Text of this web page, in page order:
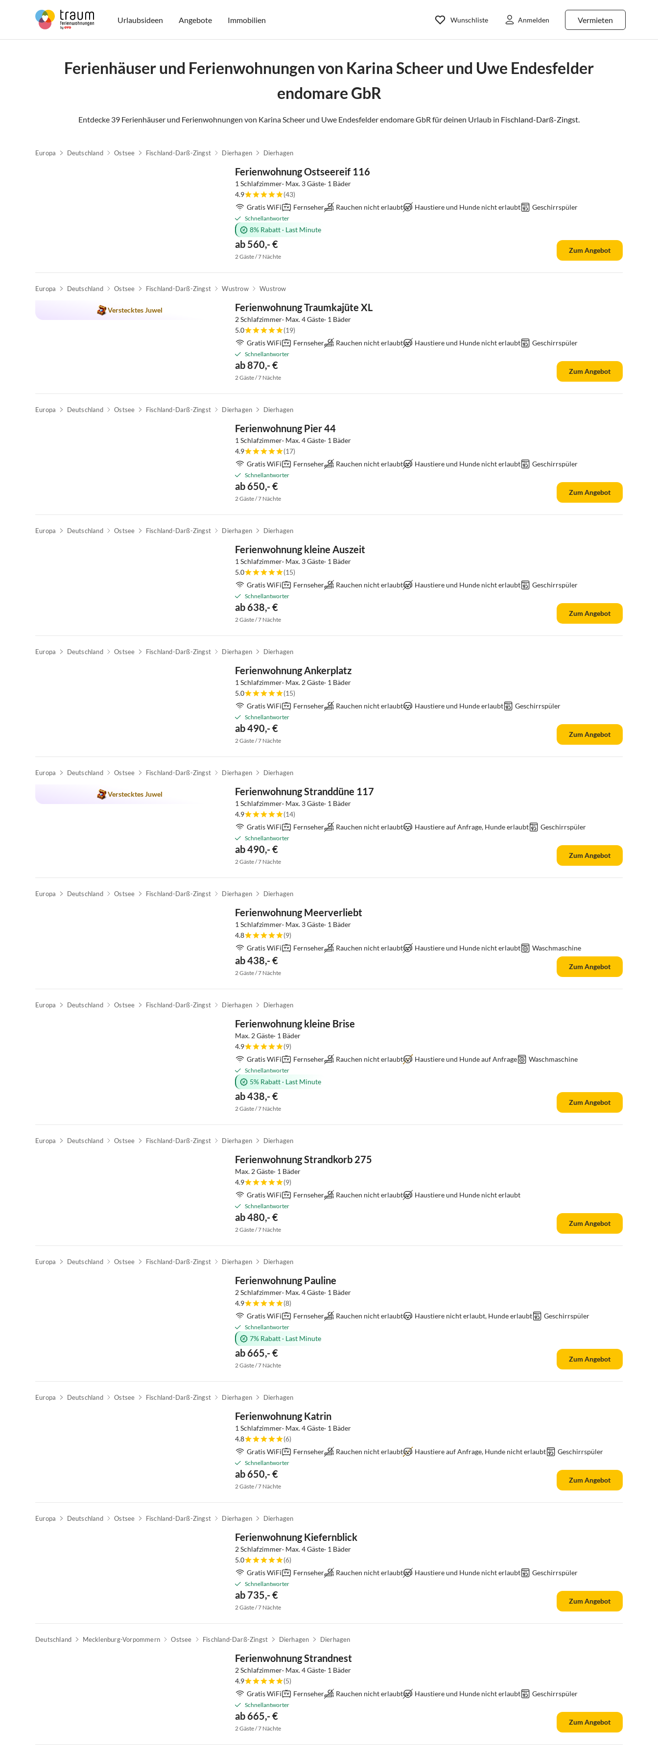
Urlaubsideen Angebote Immobilien Vermieten
Wunschliste Anmelden
Ferienhäuser und Ferienwohnungen von Karina Scheer und Uwe Endesfelder
endomare GbR
Entdecke 39 Ferienhäuser und Ferienwohnungen von Karina Scheer und Uwe Endesfelder endomare GbR für deinen Urlaub in Fischland-Darß-Zingst.
Europa Deutschland Ostsee Fischland-Darß-Zingst Dierhagen Dierhagen
Ferienwohnung Ostseereif 116
1 Schlafzimmer· Max. 3 Gäste· 1 Bäder
4.9
(43)
Gratis WiFi
Fernseher Rauchen nicht erlaubt Haustiere und Hunde nicht erlaubt Geschirrspüler
Schnellantworter
8% Rabatt · Last Minute
ab 560,- €
2 Gäste / 7 Nächte
Zum Angebot
Europa Deutschland Ostsee Fischland-Darß-Zingst Wustrow Wustrow
Verstecktes Juwel Ferienwohnung Traumkajüte XL
2 Schlafzimmer· Max. 4 Gäste· 1 Bäder
5.0
(19)
Gratis WiFi
Fernseher Rauchen nicht erlaubt Haustiere und Hunde nicht erlaubt Geschirrspüler
Schnellantworter
ab 870,- €
2 Gäste / 7 Nächte
Zum Angebot
Europa Deutschland Ostsee Fischland-Darß-Zingst Dierhagen Dierhagen
Ferienwohnung Pier 44
1 Schlafzimmer· Max. 4 Gäste· 1 Bäder
4.9
(17)
Gratis WiFi
Fernseher Rauchen nicht erlaubt Haustiere und Hunde nicht erlaubt Geschirrspüler
Schnellantworter
ab 650,- €
2 Gäste / 7 Nächte
Zum Angebot
Europa Deutschland Ostsee Fischland-Darß-Zingst Dierhagen Dierhagen
Ferienwohnung kleine Auszeit
1 Schlafzimmer· Max. 3 Gäste· 1 Bäder
5.0
(15)
Gratis WiFi
Fernseher Rauchen nicht erlaubt Haustiere und Hunde nicht erlaubt Geschirrspüler
Schnellantworter
ab 638,- €
2 Gäste / 7 Nächte
Zum Angebot
Europa Deutschland Ostsee Fischland-Darß-Zingst Dierhagen Dierhagen
Ferienwohnung Ankerplatz
1 Schlafzimmer· Max. 2 Gäste· 1 Bäder
5.0
(15)
Gratis WiFi
Fernseher Rauchen nicht erlaubt Haustiere und Hunde erlaubt Geschirrspüler
Schnellantworter
ab 490,- €
2 Gäste / 7 Nächte
Zum Angebot
Europa Deutschland Ostsee Fischland-Darß-Zingst Dierhagen Dierhagen
Verstecktes Juwel Ferienwohnung Stranddüne 117
1 Schlafzimmer· Max. 3 Gäste· 1 Bäder
4.9
(14)
Gratis WiFi
Fernseher Rauchen nicht erlaubt Haustiere auf Anfrage, Hunde erlaubt Geschirrspüler
Schnellantworter
ab 490,- €
2 Gäste / 7 Nächte
Zum Angebot
Europa Deutschland Ostsee Fischland-Darß-Zingst Dierhagen Dierhagen
Ferienwohnung Meerverliebt
1 Schlafzimmer· Max. 3 Gäste· 1 Bäder
4.8
(9)
Gratis WiFi
Fernseher Rauchen nicht erlaubt Haustiere und Hunde nicht erlaubt Waschmaschine
ab 438,- €
2 Gäste / 7 Nächte
Zum Angebot
Europa Deutschland Ostsee Fischland-Darß-Zingst Dierhagen Dierhagen
Ferienwohnung kleine Brise
Max. 2 Gäste· 1 Bäder
4.9
(9)
Gratis WiFi
Fernseher Rauchen nicht erlaubt Haustiere und Hunde auf Anfrage Waschmaschine
Schnellantworter
5% Rabatt · Last Minute
ab 438,- €
2 Gäste / 7 Nächte
Zum Angebot
Europa Deutschland Ostsee Fischland-Darß-Zingst Dierhagen Dierhagen
Ferienwohnung Strandkorb 275
Max. 2 Gäste· 1 Bäder
4.9
(9)
Gratis WiFi
Fernseher Rauchen nicht erlaubt Haustiere und Hunde nicht erlaubt
Schnellantworter
ab 480,- €
2 Gäste / 7 Nächte
Zum Angebot
Europa Deutschland Ostsee Fischland-Darß-Zingst Dierhagen Dierhagen
Ferienwohnung Pauline
2 Schlafzimmer· Max. 4 Gäste· 1 Bäder
4.9
(8)
Gratis WiFi
Fernseher Rauchen nicht erlaubt Haustiere nicht erlaubt, Hunde erlaubt Geschirrspüler
Schnellantworter
7% Rabatt · Last Minute
ab 665,- €
2 Gäste / 7 Nächte
Zum Angebot
Europa Deutschland Ostsee Fischland-Darß-Zingst Dierhagen Dierhagen
Ferienwohnung Katrin
1 Schlafzimmer· Max. 4 Gäste· 1 Bäder
4.8
(6)
Gratis WiFi
Fernseher Rauchen nicht erlaubt Haustiere auf Anfrage, Hunde nicht erlaubt Geschirrspüler
Schnellantworter
ab 650,- €
2 Gäste / 7 Nächte
Zum Angebot
Europa Deutschland Ostsee Fischland-Darß-Zingst Dierhagen Dierhagen
Ferienwohnung Kiefernblick
2 Schlafzimmer· Max. 4 Gäste· 1 Bäder
5.0
(6)
Gratis WiFi
Fernseher Rauchen nicht erlaubt Haustiere und Hunde nicht erlaubt Geschirrspüler
Schnellantworter
ab 735,- €
2 Gäste / 7 Nächte
Zum Angebot
Deutschland Mecklenburg-Vorpommern Ostsee Fischland-Darß-Zingst Dierhagen Dierhagen
Ferienwohnung Strandnest
2 Schlafzimmer· Max. 4 Gäste· 1 Bäder
4.9
(5)
Gratis WiFi
Fernseher Rauchen nicht erlaubt Haustiere und Hunde nicht erlaubt Geschirrspüler
Schnellantworter
ab 665,- €
2 Gäste / 7 Nächte
Zum Angebot